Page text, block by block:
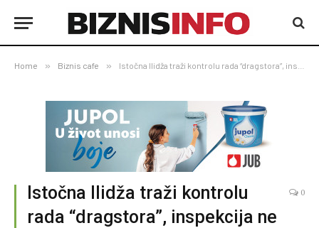
Home » Biznis cafe » Istočna Ilidža traži kontrolu rada “dragstora”, inspekcija ne reaguje
Istočna Ilidža traži kontrolu
rada “dragstora”, inspekcija ne
0